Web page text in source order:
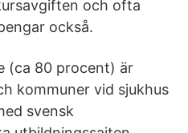
och ofta
också.
(ca 80 procent) är
kommuner vid sjukhus
svensk